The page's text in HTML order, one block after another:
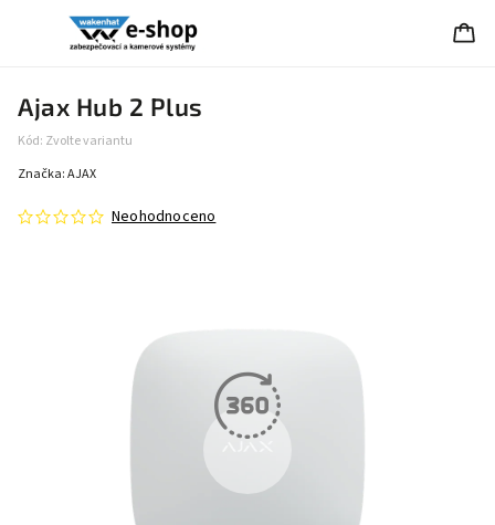
Ajax Hub 2 Plus
Kód: Zvolte variantu
Neohodnoceno
Značka:AJAX